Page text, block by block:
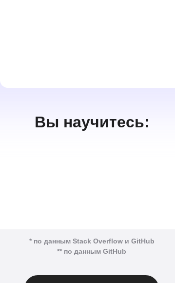
* по данным Stack Overflow и GitHub
** по данным GitHub
Вы научитесь: